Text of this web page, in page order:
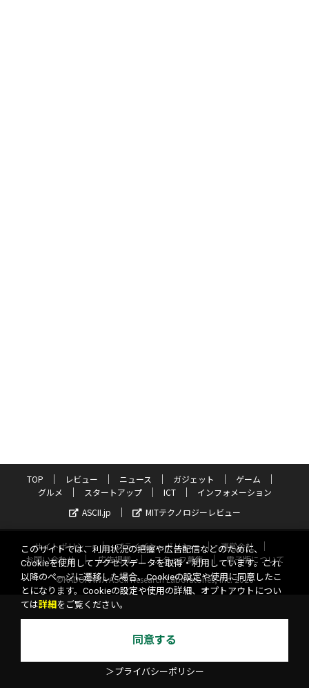
TOP レビュー ニュース ガジェット
ゲーム
グルメ
スタートアップ ICT
インフォメーション
ASCII.jp
MITテクノロジーレビュー
サイトポリシー プライバシーポリシー
運営会社
お問い合わせ
広告掲載 スタッフ募集
電子版について
©KADOKAWA ASCII Research Laboratories, Inc. 2026
このサイトでは、利用状況の把握や広告配信などのために、
Cookieを使用してアクセスデータを取得・利用しています。これ
以降のページに遷移した場合、Cookieの設定や使用に同意したこ
とになります。Cookieの設定や使用の詳細、オプトアウトについ
ては詳細 をご覧ください。
同意する
＞プライバシーポリシー